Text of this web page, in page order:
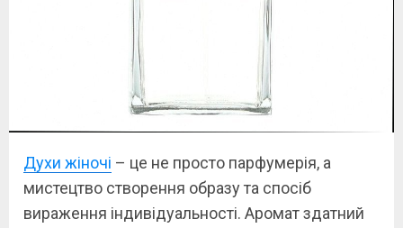
Духи жіночі – це не просто парфумерія, а
мистецтво створення образу та спосіб
вираження індивідуальності. Аромат здатний